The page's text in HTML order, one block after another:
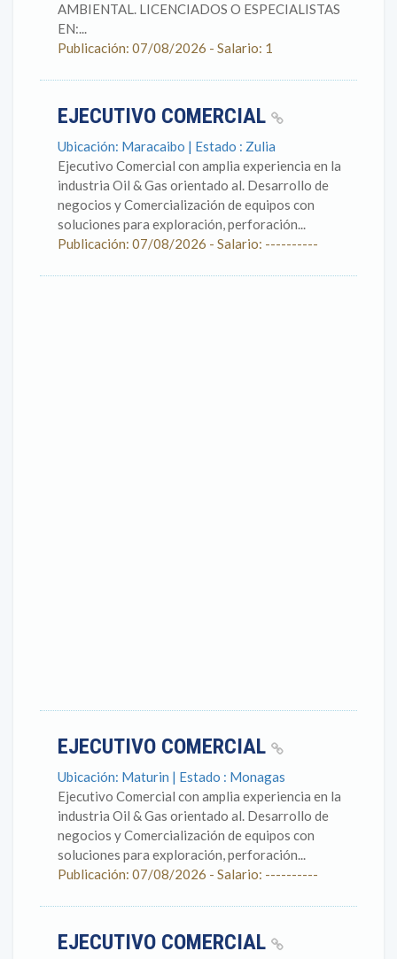
AMBIENTAL. LICENCIADOS O ESPECIALISTAS
EN:...
Publicación: 07/08/2026 - Salario: 1
EJECUTIVO COMERCIAL
Ubicación: Maracaibo | Estado : Zulia
Ejecutivo Comercial con amplia experiencia en la
industria Oil & Gas orientado al. Desarrollo de
negocios y Comercialización de equipos con
soluciones para exploración, perforación...
Publicación: 07/08/2026 - Salario: ----------
EJECUTIVO COMERCIAL
Ubicación: Maturin | Estado : Monagas
Ejecutivo Comercial con amplia experiencia en la
industria Oil & Gas orientado al. Desarrollo de
negocios y Comercialización de equipos con
soluciones para exploración, perforación...
Publicación: 07/08/2026 - Salario: ----------
EJECUTIVO COMERCIAL